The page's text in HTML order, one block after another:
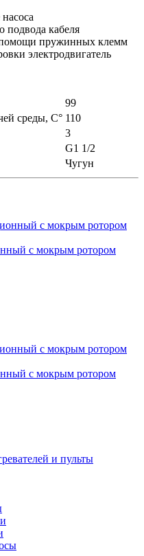
подвода кабеля
пружинных клемм
электродвигатель
99
среды, С° 110
3
G1 1/2
Чугун
с мокрым ротором
с мокрым ротором
и пульты